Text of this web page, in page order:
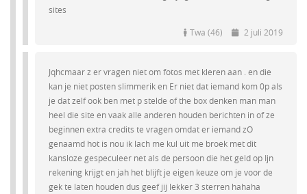
sites
Twa (46) 2 juli 2019
Jqhcmaar z er vragen niet om fotos met kleren aan . en die
kan je niet posten slimmerik en Er niet dat iemand kom 0p als
je dat zelf ook ben met p stelde of the box denken man man
heel die site en vaak alle anderen houden berichten in of ze
beginnen extra credits te vragen omdat er iemand zO
genaamd hot is nou ik lach me kul uit me broek met dit
kansloze gespeculeer net als de persoon die het geld op Ijn
rekening krijgt en jah het blijft je eigen keuze om je voor de
gek te laten houden dus geef jij lekker 3 sterren hahaha